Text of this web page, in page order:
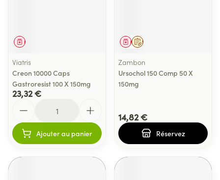
Médicament
Viatris
Creon 10000 Caps
Gastroresist 100 X 150mg
23,32 €
Ajouter au panier
Sur prescription
Médicament
Zambon
Ursochol 150 Comp 50 X
150mg
14,82 €
Réservez